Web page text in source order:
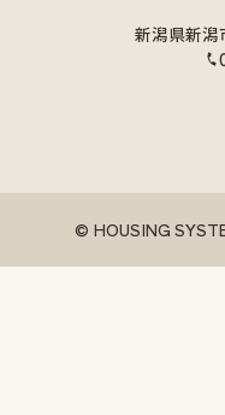
新潟県新潟
© HOUSING